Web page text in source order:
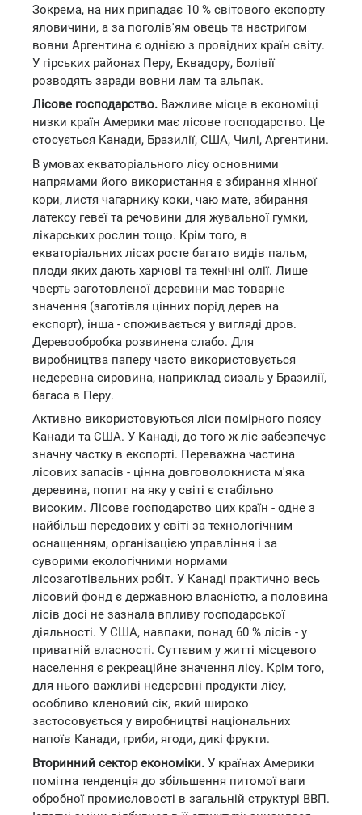
Зокрема, на них припадає 10 % світового експорту
яловичини, а за поголів'ям овець та настригом
вовни Аргентина є однією з провідних країн світу.
У гірських районах Перу, Еквадору, Болівії
розводять заради вовни лам та альпак.
Лісове господарство. Важливе місце в економіці
низки країн Америки має лісове господарство. Це
стосується Канади, Бразилії, США, Чилі, Аргентини.
В умовах екваторіального лісу основними
напрямами його використання є збирання хінної
кори, листя чагарнику коки, чаю мате, збирання
латексу гевеї та речовини для жувальної гумки,
лікарських рослин тощо. Крім того, в
екваторіальних лісах росте багато видів пальм,
плоди яких дають харчові та технічні олії. Лише
чверть заготовленої деревини має товарне
значення (заготівля цінних порід дерев на
експорт), інша - споживається у вигляді дров.
Деревообробка розвинена слабо. Для
виробництва паперу часто використовується
недеревна сировина, наприклад сизаль у Бразилії,
багаса в Перу.
Активно використовуються ліси помірного поясу
Канади та США. У Канаді, до того ж ліс забезпечує
значну частку в експорті. Переважна частина
лісових запасів - цінна довговолокниста м'яка
деревина, попит на яку у світі є стабільно
високим. Лісове господарство цих країн - одне з
найбільш передових у світі за технологічним
оснащенням, організацією управління і за
суворими екологічними нормами
лісозаготівельних робіт. У Канаді практично весь
лісовий фонд є державною власністю, а половина
лісів досі не зазнала впливу господарської
діяльності. У США, навпаки, понад 60 % лісів - у
приватній власності. Суттєвим у житті місцевого
населення є рекреаційне значення лісу. Крім того,
для нього важливі недеревні продукти лісу,
особливо кленовий сік, який широко
застосовується у виробництві національних
напоїв Канади, гриби, ягоди, дикі фрукти.
Вторинний сектор економіки. У країнах Америки
помітна тенденція до збільшення питомої ваги
обробної промисловості в загальній структурі ВВП.